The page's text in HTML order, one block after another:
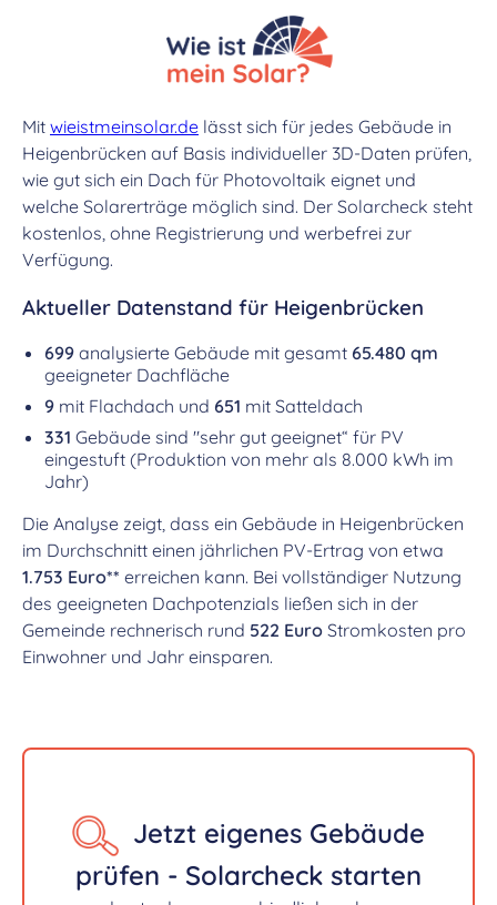
Mit wieistmeinsolar.de lässt sich für jedes Gebäude in
Heigenbrücken auf Basis individueller 3D-Daten prüfen,
wie gut sich ein Dach für Photovoltaik eignet und
welche Solarerträge möglich sind. Der Solarcheck steht
kostenlos, ohne Registrierung und werbefrei zur
Verfügung.
Aktueller Datenstand für Heigenbrücken
699 analysierte Gebäude mit gesamt 65.480 qm
geeigneter Dachfläche
9 mit Flachdach und 651 mit Satteldach
331 Gebäude sind "sehr gut geeignet“ für PV
eingestuft (Produktion von mehr als 8.000 kWh im
Jahr)
Die Analyse zeigt, dass ein Gebäude in Heigenbrücken
im Durchschnitt einen jährlichen PV-Ertrag von etwa
1.753 Euro** erreichen kann. Bei vollständiger Nutzung
des geeigneten Dachpotenzials ließen sich in der
Gemeinde rechnerisch rund 522 Euro Stromkosten pro
Einwohner und Jahr einsparen.
Jetzt eigenes Gebäude
prüfen - Solarcheck starten